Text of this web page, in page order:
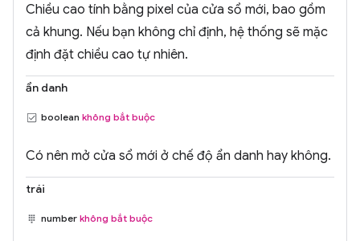
Chiều cao tính bằng pixel của cửa sổ mới, bao gồm
cả khung. Nếu bạn không chỉ định, hệ thống sẽ mặc
định đặt chiều cao tự nhiên.
ẩn danh
boolean không bắt buộc
Có nên mở cửa sổ mới ở chế độ ẩn danh hay không.
trái
number không bắt buộc